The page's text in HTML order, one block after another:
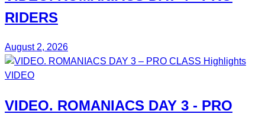
RIDERS
August 2, 2026
VIDEO
VIDEO. ROMANIACS DAY 3 - PRO